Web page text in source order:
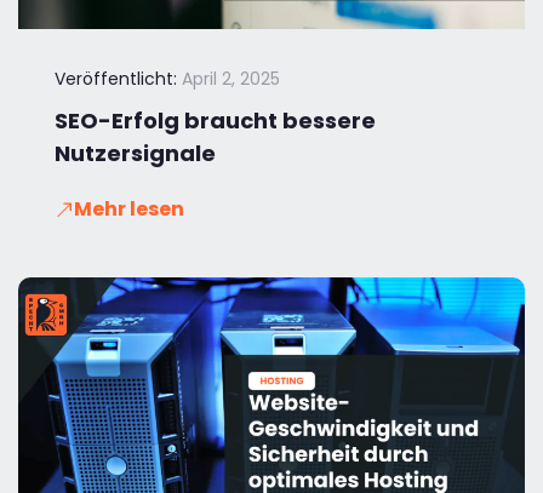
Veröffentlicht: April 2, 2025
SEO-Erfolg braucht bessere
Nutzersignale
Mehr lesen